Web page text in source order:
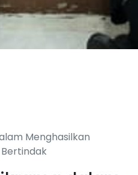
Menghasilkan